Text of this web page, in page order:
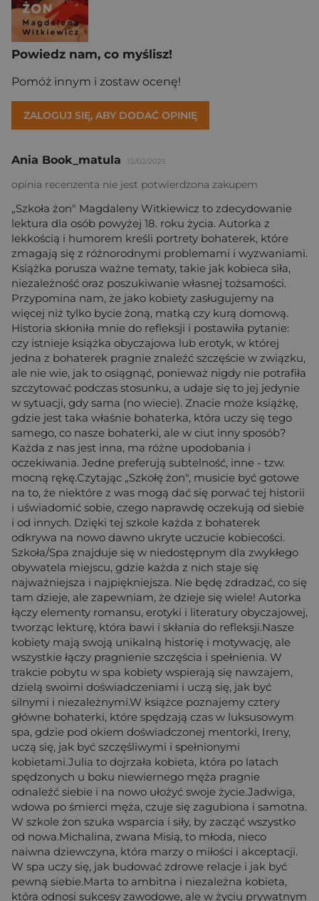
Powiedz nam, co myślisz!
Pomóż innym i zostaw ocenę!
ZALOGUJ SIĘ, ABY DODAĆ OPINIĘ
Ania Book_matula 12/02/2025
opinia recenzenta nie jest potwierdzona zakupem
„Szkoła żon" Magdaleny Witkiewicz to zdecydowanie
lektura dla osób powyżej 18. roku życia. Autorka z
lekkością i humorem kreśli portrety bohaterek, które
zmagają się z różnorodnymi problemami i wyzwaniami.
Książka porusza ważne tematy, takie jak kobieca siła,
niezależność oraz poszukiwanie własnej tożsamości.
Przypomina nam, że jako kobiety zasługujemy na
więcej niż tylko bycie żoną, matką czy kurą domową.
Historia skłoniła mnie do refleksji i postawiła pytanie:
czy istnieje książka obyczajowa lub erotyk, w której
jedna z bohaterek pragnie znaleźć szczęście w związku,
ale nie wie, jak to osiągnąć, ponieważ nigdy nie potrafiła
szczytować podczas stosunku, a udaje się to jej jedynie
w sytuacji, gdy sama (no wiecie). Znacie może książkę,
gdzie jest taka właśnie bohaterka, która uczy się tego
samego, co nasze bohaterki, ale w ciut inny sposób?
Każda z nas jest inna, ma różne upodobania i
oczekiwania. Jedne preferują subtelność, inne - tzw.
mocną rękę.Czytając „Szkołę żon", musicie być gotowe
na to, że niektóre z was mogą dać się porwać tej historii
i uświadomić sobie, czego naprawdę oczekują od siebie
i od innych. Dzięki tej szkole każda z bohaterek
odkrywa na nowo dawno ukryte uczucie kobiecości.
Szkoła/Spa znajduje się w niedostępnym dla zwykłego
obywatela miejscu, gdzie każda z nich staje się
najważniejsza i najpiękniejsza. Nie będę zdradzać, co się
tam dzieje, ale zapewniam, że dzieje się wiele! Autorka
łączy elementy romansu, erotyki i literatury obyczajowej,
tworząc lekturę, która bawi i skłania do refleksji.Nasze
kobiety mają swoją unikalną historię i motywację, ale
wszystkie łączy pragnienie szczęścia i spełnienia. W
trakcie pobytu w spa kobiety wspierają się nawzajem,
dzielą swoimi doświadczeniami i uczą się, jak być
silnymi i niezależnymi.W książce poznajemy cztery
główne bohaterki, które spędzają czas w luksusowym
spa, gdzie pod okiem doświadczonej mentorki, Ireny,
uczą się, jak być szczęśliwymi i spełnionymi
kobietami.Julia to dojrzała kobieta, która po latach
spędzonych u boku niewiernego męża pragnie
odnaleźć siebie i na nowo ułożyć swoje życie.Jadwiga,
wdowa po śmierci męża, czuje się zagubiona i samotna.
W szkole żon szuka wsparcia i siły, by zacząć wszystko
od nowa.Michalina, zwana Misią, to młoda, nieco
naiwna dziewczyna, która marzy o miłości i akceptacji.
W spa uczy się, jak budować zdrowe relacje i jak być
pewną siebie.Marta to ambitna i niezależna kobieta,
która odnosi sukcesy zawodowe, ale w życiu prywatnym